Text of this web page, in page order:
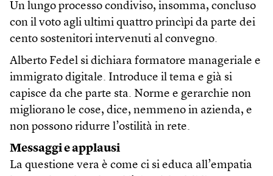
Un lungo processo condiviso, insomma, concluso
con il voto agli ultimi quattro princìpi da parte dei
cento sostenitori intervenuti al convegno.
Alberto Fedel si dichiara formatore manageriale e
immigrato digitale. Introduce il tema e già si
capisce da che parte sta. Norme e gerarchie non
migliorano le cose, dice, nemmeno in azienda, e
non possono ridurre l’ostilità in rete.
Messaggi e applausi
La questione vera è come ci si educa all’empatia